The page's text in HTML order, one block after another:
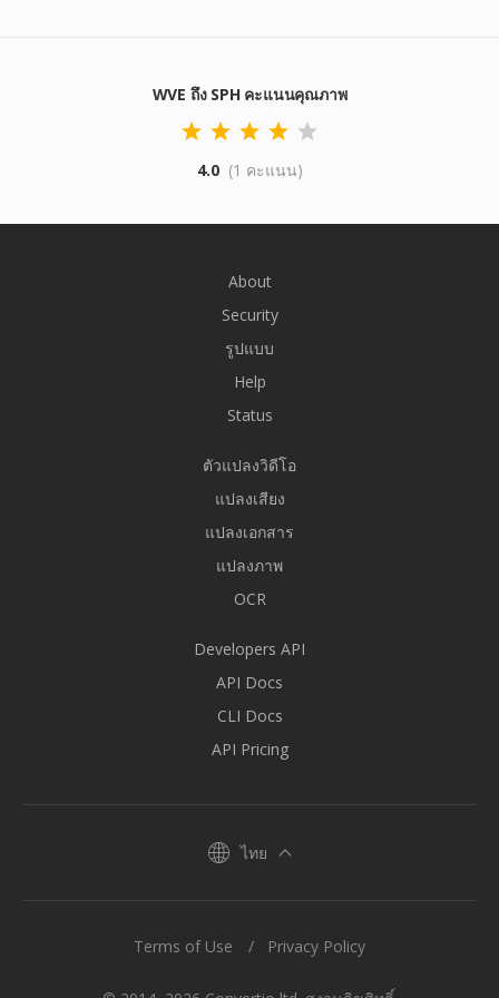
WVE ถึง SPH คะแนนคุณภาพ
4.0 (1 คะแนน)
About
Security
รูปแบบ
Help
Status
ตัวแปลงวิดีโอ
แปลงเสียง
แปลงเอกสาร
แปลงภาพ
OCR
Developers API
API Docs
CLI Docs
API Pricing
ไทย
Terms of Use Privacy Policy